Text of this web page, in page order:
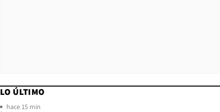
LO ÚLTIMO
hace 15 min